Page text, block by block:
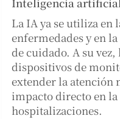
La IA ya se utiliza en
enfermedades y en
de cuidado. A su
dispositivos de
extender la atención
impacto directo en
hospitalizaciones.